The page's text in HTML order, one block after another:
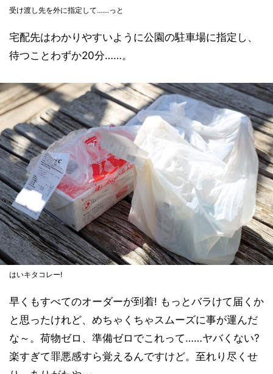
受け渡し先を外に指定して……っと
宅配先はわかりやすいように公園の駐車場に指定し、
待つことわずか20分……。
はいキタコレー!
早くもすべてのオーダーが到着! もっとバラけて届くか
と思ったけれど、めちゃくちゃスムーズに事が運んだ
な～。荷物ゼロ、準備ゼロでこれって……ヤバくない?
楽すぎて罪悪感すら覚えるんですけど。至れり尽くせ